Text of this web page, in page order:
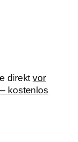
direktvor
kostenlos